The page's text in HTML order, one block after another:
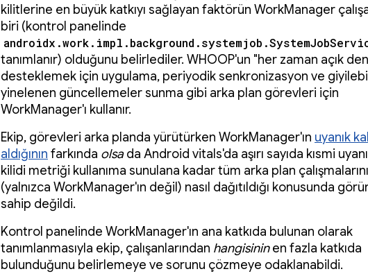
kilitlerine en büyük katkıyı sağlayan faktörün WorkManager
biri (kontrol panelinde
tanımlanır) olduğunu belirlediler. WHOOP'un "her zaman açık
desteklemek için uygulama, periyodik senkronizasyon ve
yinelenen güncellemeler sunma gibi arka plan görevleri için
WorkManager'ı kullanır.
Ekip, görevleri arka planda yürütürken WorkManager'ın uyanık
aldığının farkında olsada Android vitals'da aşırı sayıda kısmi
kilidi metriği kullanıma sunulana kadar tüm arka plan
(yalnızca WorkManager'ın değil) nasıl dağıtıldığı konusunda
sahip değildi.
Kontrol panelinde WorkManager'ın ana katkıda bulunan olarak
tanımlanmasıyla ekip, çalışanlarından hangisininen fazla katkıda
bulunduğunu belirlemeye ve sorunu çözmeye odaklanabildi.